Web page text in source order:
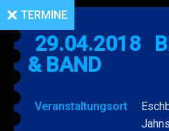
TERMINE
29.04.2018
& BAND
Veranstaltungsort